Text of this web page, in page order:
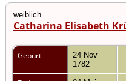
weiblich
Catharina Elisabeth
Geburt
24 Nov
1782